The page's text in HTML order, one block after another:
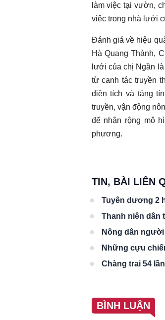
làm việc tại vườn,
việc trong nhà lưới
Đánh giá về hiệu
Hà Quang Thành,
lưới của chị Ngần
từ canh tác truyền
diện tích và tăng
truyền, vận động
để nhân rộng mô
phương.
TIN, BÀI LIÊN
Tuyên dương 2
Thanh niên dân
Nông dân
Những cựu
Chàng trai 54
BÌNH LUẬN